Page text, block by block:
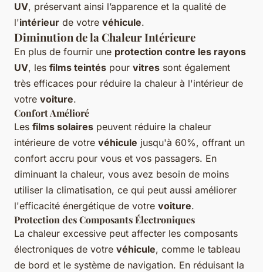
UV, préservant ainsi l’apparence et la qualité de
l'intérieur de votre véhicule.
Diminution de la Chaleur Intérieure
En plus de fournir une protection contre les rayons
UV, les films teintés pour vitres sont également
très efficaces pour réduire la chaleur à l'intérieur de
votre voiture.
Confort Amélioré
Les films solaires peuvent réduire la chaleur
intérieure de votre véhicule jusqu'à 60%, offrant un
confort accru pour vous et vos passagers. En
diminuant la chaleur, vous avez besoin de moins
utiliser la climatisation, ce qui peut aussi améliorer
l'efficacité énergétique de votre voiture.
Protection des Composants Électroniques
La chaleur excessive peut affecter les composants
électroniques de votre véhicule, comme le tableau
de bord et le système de navigation. En réduisant la